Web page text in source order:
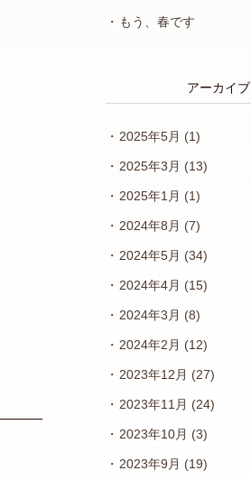
もう、春です
アーカイブ
2025年5月 (1)
2025年3月 (13)
2025年1月 (1)
2024年8月 (7)
2024年5月 (34)
2024年4月 (15)
2024年3月 (8)
2024年2月 (12)
2023年12月 (27)
2023年11月 (24)
2023年10月 (3)
2023年9月 (19)